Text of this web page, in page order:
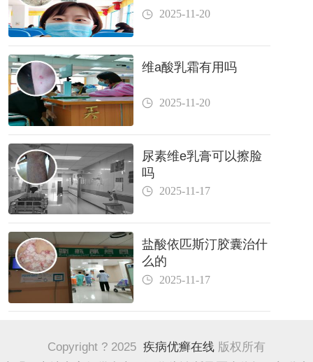
2025-11-20
维a酸乳霜有用吗
2025-11-20
尿素维e乳膏可以擦脸
吗
2025-11-17
盐酸依匹斯汀胶囊治什
么的
2025-11-17
Copyright ? 2025 疾病优癣在线 版权所有